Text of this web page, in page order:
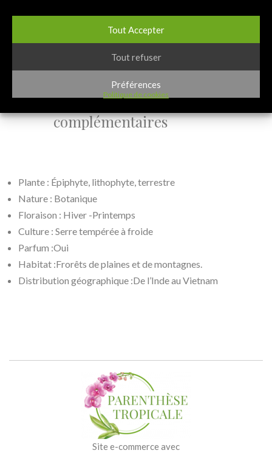
Tout Accepter
Tout refuser
Préférences
Politique de cookies
Informations
complémentaires
Plante : Épiphyte, lithophyte, terrestre
Nature : Botanique
Floraison : Hiver -Printemps
Culture : Serre tempérée à froide
Parfum :Oui
Habitat :Frorêts de plaines et de montagnes.
Distribution géographique :De l’Inde au Vietnam
Site e-commerce avec